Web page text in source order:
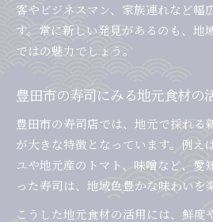
客やビジネスマン、家族連れなど幅
す。常に新しい発見があるのも、地
ではの魅力でしょう。
豊田市の寿司にみる地元食材の
豊田市の寿司店では、地元で採れる
が大きな特徴となっています。例え
ユや地元産のトマト、味噌など、愛
った寿司は、地域色豊かな味わいを
こうした地元食材の活用には、鮮度